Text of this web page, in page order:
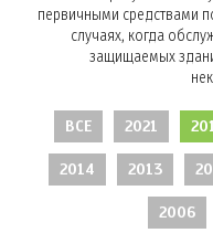
первичными средствами
случаях, когда
защищаемых
ВСЕ 2021
2014 2013
2006